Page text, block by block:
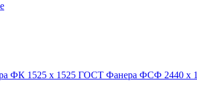
ФК 1525 х 1525 ГОСТ Фанера ФСФ 2440 х